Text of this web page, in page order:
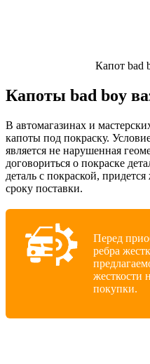
Капот bad
Капоты bad boy
В автомагазинах и
капоты под покраску.
является не нарушенная
договориться о покраске
деталь с покраской,
сроку поставки.
Перед
ребра
жесткости
покупки.